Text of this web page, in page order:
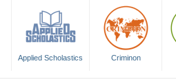
Applied Scholastics Criminon